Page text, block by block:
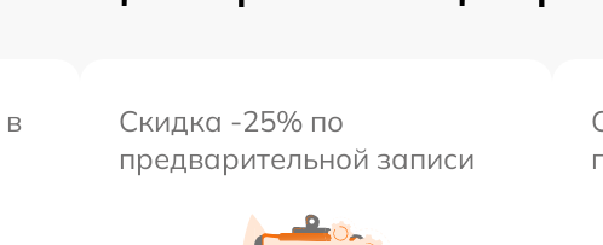
Скидка -25% по
предварительной записи